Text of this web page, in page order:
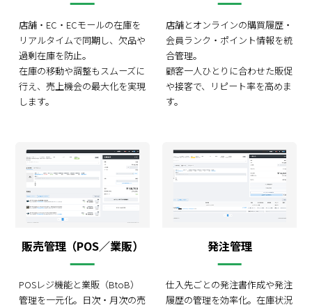
店舗・EC・ECモールの在庫を
リアルタイムで同期し、欠品や
過剰在庫を防止。
在庫の移動や調整もスムーズに
行え、売上機会の最大化を実現
します。
店舗とオンラインの購買履歴・
会員ランク・ポイント情報を統
合管理。
顧客一人ひとりに合わせた販促
や接客で、リピート率を高めま
す。
販売管理（POS／業販）
POSレジ機能と業販（BtoB）
管理を一元化。日次・月次の売
発注管理
仕入先ごとの発注書作成や発注
履歴の管理を効率化。在庫状況